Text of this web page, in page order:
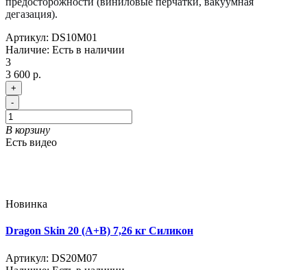
дегазация).
Артикул: DS10M01
Наличие: Есть в наличии
3
3 600 р.
+
-
В корзину
Есть видео
Новинка
Dragon Skin 20 (A+B) 7,26 кг Силикон
Артикул: DS20M07